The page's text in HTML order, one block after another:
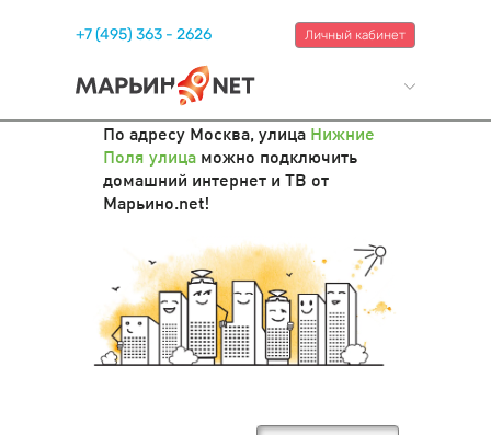
+7 (495) 363 - 2626 Личный кабинет
По адресу Москва, улица Нижние
Поля улица можно подключить
домашний интернет и ТВ от
Марьино.net!